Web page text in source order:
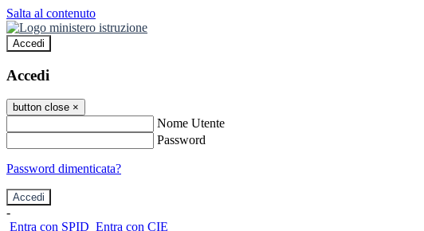
Salta al contenuto
Accedi
Accedi
button close ×
Nome Utente
Password
Password dimenticata?
-
Entra con SPID Entra con CIE